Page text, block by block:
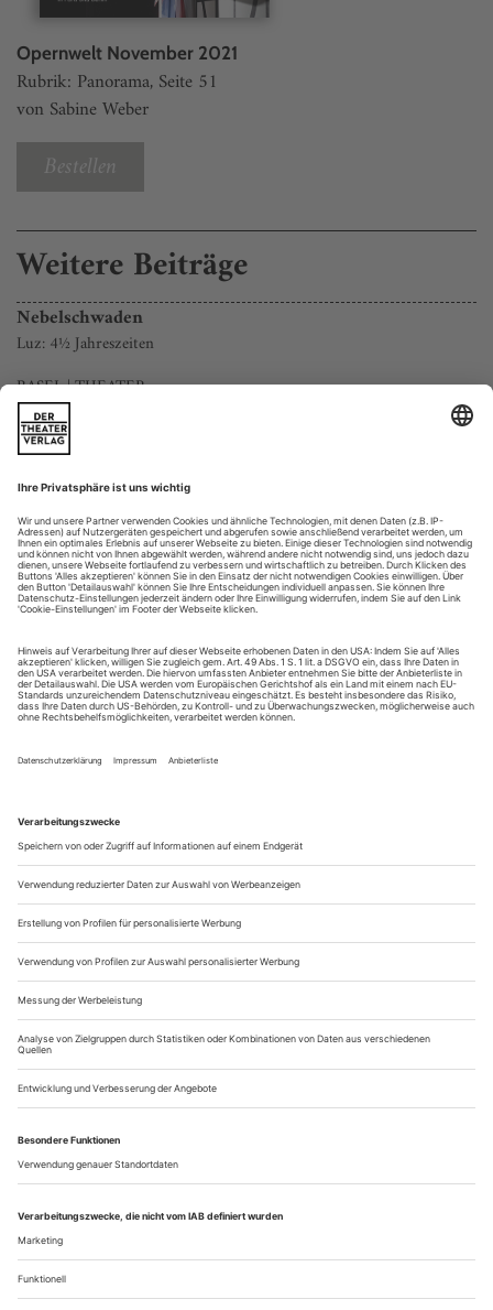
Opernwelt November 2021
Rubrik: Panorama, Seite 51
von Sabine Weber
Bestellen
Weitere Beiträge
Nebelschwaden
Luz: 4½ Jahreszeiten
BASEL | THEATER
Ein Mann schlurft im graublauen Arbeitskittel auf die Bühne
und stutzt angesichts des offenbar unerwarteten Publikums.
Die Szene kennt man so ähnlich aus dem
Theaterkabarettstück «Die Sternstunde des Josef Bieder», bei
dem ein Requisiteur ungewollt zum Entertainer wird. Aber im
Programmheft steht ausdrücklich: «Wenig Text in deutscher
und englischer Sprache.» Und...
Leiden und Leidenschaft
Véronique Gens schlüpft, begleitet von Les Chantres du Centre de
Musique Baroque de Versailles und dem Ensemble Les Surprises,
virtuos in «schreckenerregende Rollen» der französischen Barockoper
«Passion» hat Véronique Gens ihr neues Album genannt, mit
Wurzeln zurückkehrt. Gemeinsam mit Louis-Noël Bestion de
Camboulas, dem Leiter des sie begleitenden Ensemble Les
Surprises, hatte sie den zündenden Einfall, die für die
französische Barockoper so typischen kurzen Airs und
deklamatorischen Rezitative...
Realitätsverlust
Korngold: Die tote Stadt
KÖLN | OPER | STAATENHAUS
Es hätte ein rauschendes Jubiläumsfest werden können: Am 4.
Dezember 2020 kam exakt ein Jahrhundert nach der Kölner
Uraufführung durch Otto Klemperer (eine zeitgleiche
Premiere fand in Hamburg unter Egon Pollak statt) Erich
Wolfgang Korngolds Oper «Die tote Stadt» im Kölner
Staatenhaus heraus. Aber der Zuschauersaal blieb damals auf
behördliche Anordnung ebenso tot...
Über uns Kontakt Kritikerumfrage Newsletter